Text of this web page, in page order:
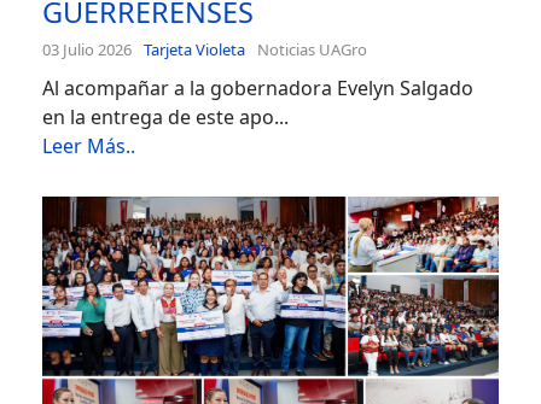
GUERRERENSES
03 Julio 2026 Tarjeta Violeta Noticias UAGro
Al acompañar a la gobernadora Evelyn Salgado
en la entrega de este apo...
Leer Más..